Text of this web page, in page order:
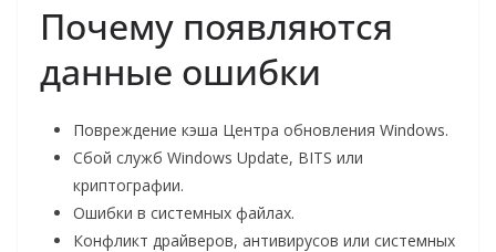
Почему появляются
данные ошибки
Повреждение кэша Центра обновления Windows.
Сбой служб Windows Update, BITS или
криптографии.
Ошибки в системных файлах.
Конфликт драйверов, антивирусов или системных